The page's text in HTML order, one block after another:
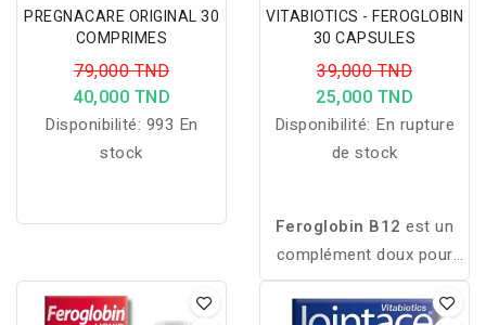
PREGNACARE ORIGINAL 30
COMPRIMES
79,000 TND
40,000 TND
Disponibilité: 993 En
stock
VITABIOTICS - FEROGLOBIN
30 CAPSULES
39,000 TND
25,000 TND
Disponibilité: En rupture
de stock
Feroglobin B12 est un
complément doux pour
l’estomac, riche en fer,
zinc et vitamines B, qui